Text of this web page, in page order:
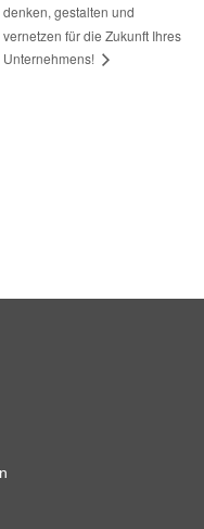
denken, gestalten und
vernetzen für die Zukunft Ihres
Unternehmens!